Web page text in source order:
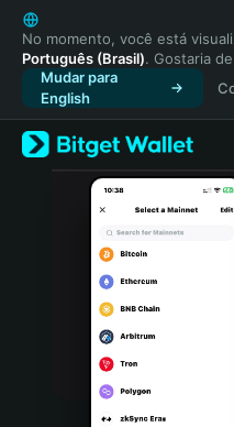
English
日本語
Tiếng Việt
Русский
Español (Latinoamérica)
Türkçe
Italiano
Português (Portugal)
Bahasa Indonesia
No momento, você está
Português (Brasil). Gostaria
Mudar para
English